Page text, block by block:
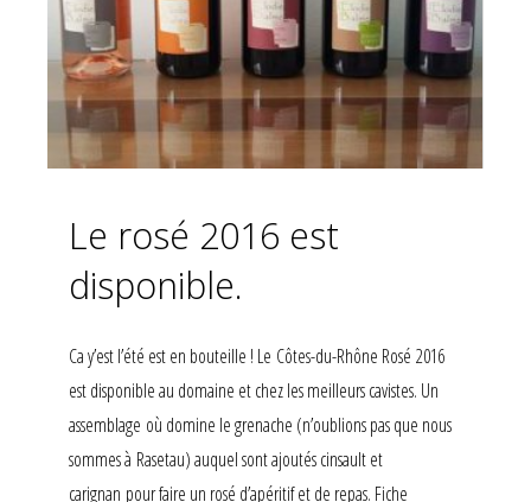
Le rosé 2016 est
disponible.
Ca y’est l’été est en bouteille ! Le Côtes-du-Rhône Rosé 2016
est disponible au domaine et chez les meilleurs cavistes. Un
assemblage où domine le grenache (n’oublions pas que nous
sommes à Rasetau) auquel sont ajoutés cinsault et
carignan pour faire un rosé d’apéritif et de repas. Fiche